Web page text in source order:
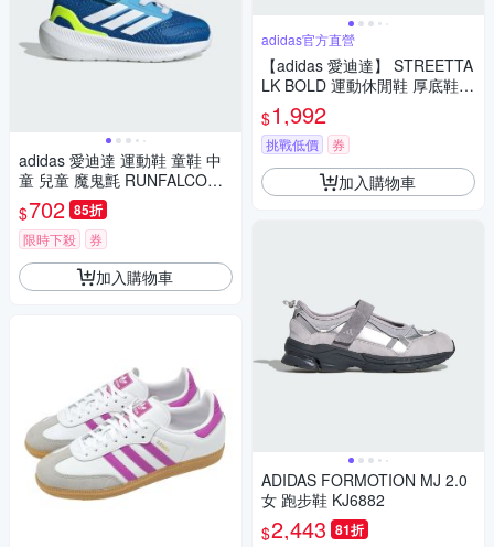
adidas 愛迪達 運動鞋 童鞋 中
童 兒童 魔鬼氈 RUNFALCON 5
EL I 藍白 JQ5667
$702 85折
限時下殺 券
加入購物車
adidas官方直營
【adidas 愛迪達】 STREETTA
LK BOLD 運動休閒鞋 厚底鞋
女鞋 KJ3855
$1,992
挑戰低價 券
加入購物車
ADIDAS FORMOTION MJ 2.0
女 跑步鞋 KJ6882
$2,443 81折